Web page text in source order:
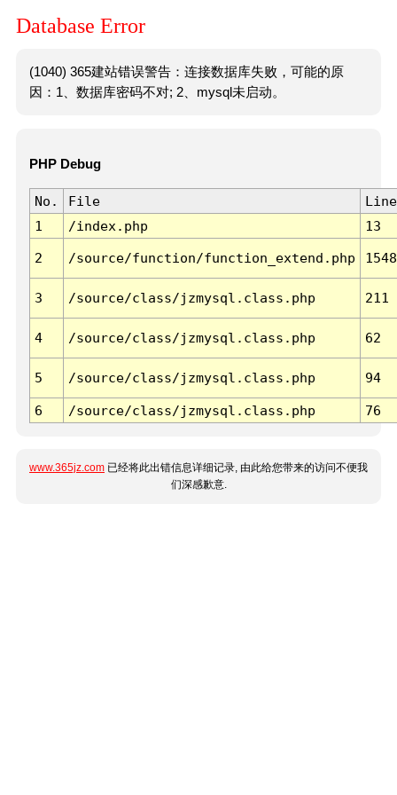
Database Error
(1040) 365建站错误警告：连接数据库失败，可能的原
因：1、数据库密码不对; 2、mysql未启动。
PHP Debug
No. File
Line
1
/index.php 13
2 /source/function/function_extend.php 1548
3 /source/class/jzmysql.class.php 211
4 /source/class/jzmysql.class.php 62
5 /source/class/jzmysql.class.php 94
6 /source/class/jzmysql.class.php 76
www.365jz.com 已经将此出错信息详细记录, 由此给您带来的访问不便我
们深感歉意.